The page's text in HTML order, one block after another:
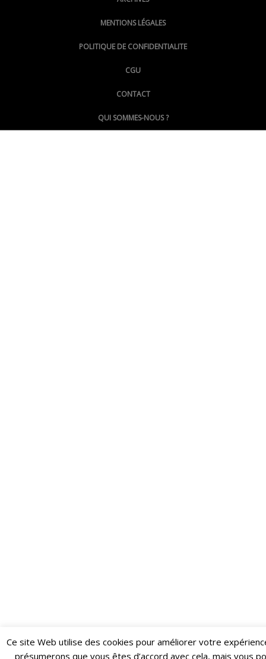
@LePoingMontpellier
MENTIONS LÉGALES
POLITIQUE DE CONFIDENTIALITE
CGU
CONTACT
QUI SOMMES-NOUS ?
Restez informé·e des dernières actualités du Poing !
Ce site Web utilise des cookies pour améliorer votre
présumerons que vous êtes d’accord avec cela, mais vous